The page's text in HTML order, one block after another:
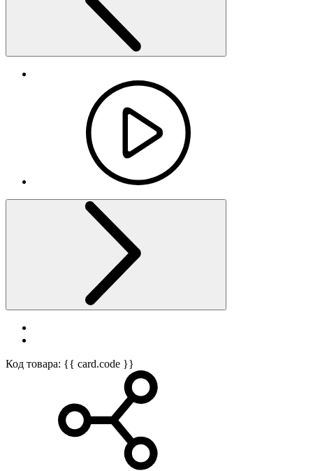
Код товара: {{ card.code }}